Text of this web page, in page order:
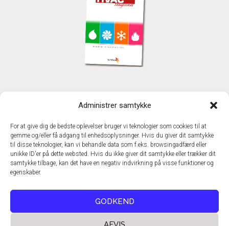
Administrer samtykke
For at give dig de bedste oplevelser bruger vi teknologier som cookies til at
gemme og/eller få adgang til enhedsoplysninger. Hvis du giver dit samtykke
til disse teknologier, kan vi behandle data som f.eks. browsingadfærd eller
unikke ID'er på dette websted. Hvis du ikke giver dit samtykke eller trækker dit
samtykke tilbage, kan det have en negativ indvirkning på visse funktioner og
egenskaber.
GODKEND
TechMedia A/S
DK - 2600 Glostrup
www.techmedia.dk
Telefon: +45 43 24 26 28
E-mail:info@techmedia.dk